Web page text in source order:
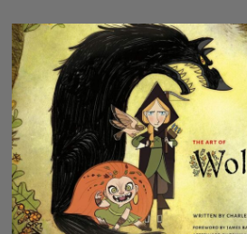
GOBIERNOS
DERECHA
DE
BRASIL,
ARGENTINA
Y
CHILE